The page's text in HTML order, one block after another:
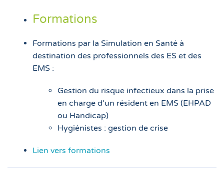
Formations
Formations par la Simulation en Santé à
destination des professionnels des ES et des
EMS :
Gestion du risque infectieux dans la prise
en charge d'un résident en EMS (EHPAD
ou Handicap)
Hygiénistes : gestion de crise
Lien vers formations